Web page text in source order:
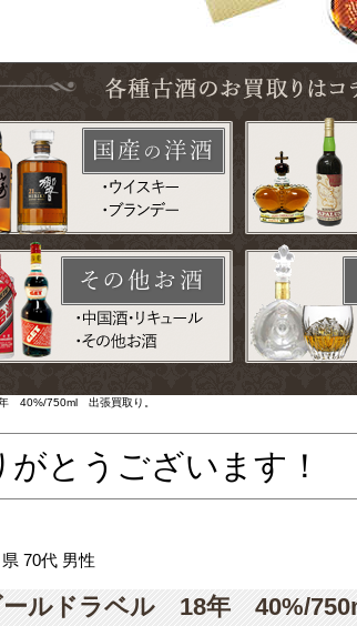
40%/750ml 出張買取り。
とうございます！
70代 男性
ルドラベル 18年 40%/